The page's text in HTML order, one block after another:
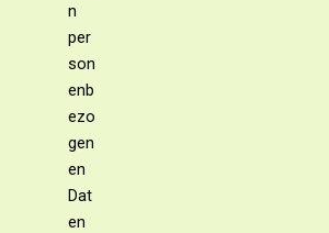
n
per
son
enb
ezo
gen
en
Dat
en